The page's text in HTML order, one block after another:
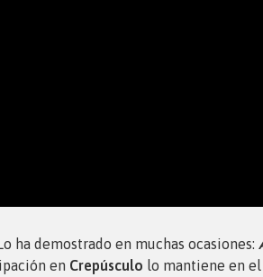
ha demostrado en muchas ocasiones:
en Crepúsculo lo mantiene en